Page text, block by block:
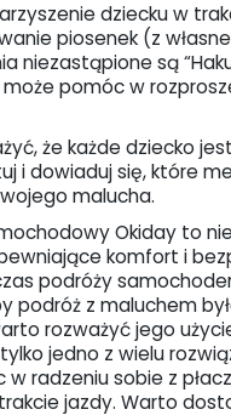
dziecku w
piosenek (z
niezastąpione są
pomóc w
że każde dziecko
i dowiaduj się, które
malucha.
Okiday to
komfort i
podróży
podróż z maluchem
rozważyć jego
jedno z wielu
radzeniu sobie z
jazdy. Warto